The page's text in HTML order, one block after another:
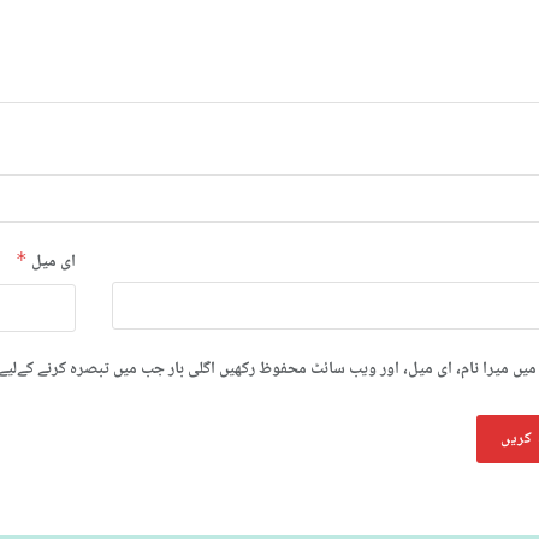
ای میل *
میرا نام، ای میل، اور ویب سائٹ محفوظ رکھیں اگلی بار جب میں تبصرہ کرنے